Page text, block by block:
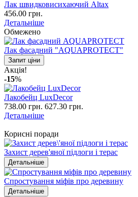
Лак швидковисихаючий Altax
456.00 грн.
Детальніше
Обмежено
Лак фасадний "AQUAPROTECT"
Запит ціни
Акція!
-15%
Лакобейц LuxDecor
738.00 грн. 627.30 грн.
Детальніше
Корисні поради
Захист дерев'яної підлоги і терас
Детальніше
Спростування міфів про деревину
Детальніше